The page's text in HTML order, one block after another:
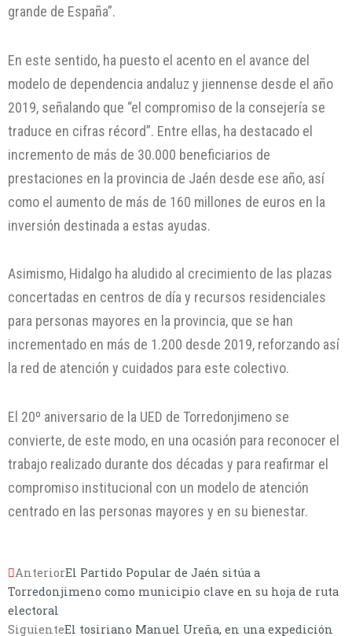
grande de España”.
En este sentido, ha puesto el acento en el avance del
modelo de dependencia andaluz y jiennense desde el año
2019, señalando que “el compromiso de la consejería se
traduce en cifras récord”. Entre ellas, ha destacado el
incremento de más de 30.000 beneficiarios de
prestaciones en la provincia de Jaén desde ese año, así
como el aumento de más de 160 millones de euros en la
inversión destinada a estas ayudas.
Asimismo, Hidalgo ha aludido al crecimiento de las plazas
concertadas en centros de día y recursos residenciales
para personas mayores en la provincia, que se han
incrementado en más de 1.200 desde 2019, reforzando así
la red de atención y cuidados para este colectivo.
El 20º aniversario de la UED de Torredonjimeno se
convierte, de este modo, en una ocasión para reconocer el
trabajo realizado durante dos décadas y para reafirmar el
compromiso institucional con un modelo de atención
centrado en las personas mayores y en su bienestar.
AnteriorEl Partido Popular de Jaén sitúa a
Torredonjimeno como municipio clave en su hoja de ruta
electoral
SiguienteEl tosiriano Manuel Ureña, en una expedición